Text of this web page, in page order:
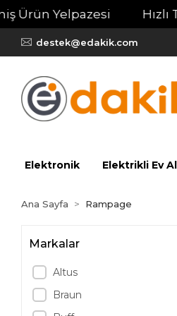
Ürün Yelpazesi Hızlı
destek@edakik.com
Elektronik Elektrikli Ev
Ana Sayfa Rampage
Markalar
Altus
Braun